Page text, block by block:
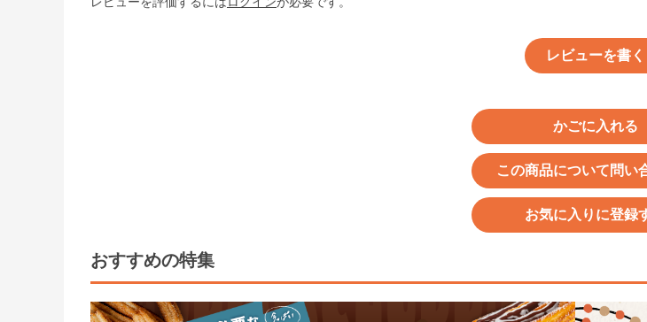
レビューを書く
かごに入れる
この商品について問い
お気に入りに登録
おすすめの特集